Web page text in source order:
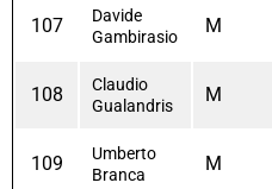
107
Davide
Gambirasio
M
108
Claudio
Gualandris
M
109
Umberto
Branca
M